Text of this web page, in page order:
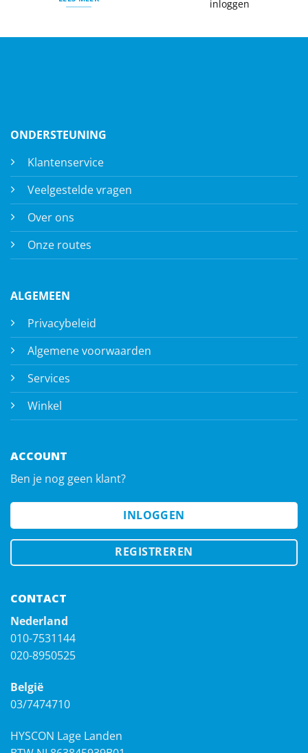
inloggen
ONDERSTEUNING
Klantenservice
Veelgestelde vragen
Over ons
Onze routes
ALGEMEEN
Privacybeleid
Algemene voorwaarden
Services
Winkel
ACCOUNT
Ben je nog geen klant?
INLOGGEN
REGISTREREN
CONTACT
Nederland
010-7531144
020-8950525
België
03/7474710
HYSCON Lage Landen